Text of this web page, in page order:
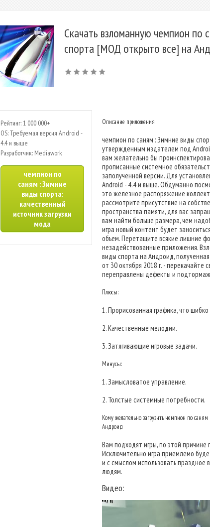
Скачать взломанную чемпион по
спорта [МОД открыто все] на
Рейтинг: 1 000 000+
OS: Требуемая версия Android -
4.4 и выше
Разработчик: Mediawork
чемпион по
саням : Зимние
виды спорта:
качественный
источник загрузки
мода
Описание приложения
чемпион по саням : Зимние виды
утвержденным издателем под
вам желательно бы
прописанные системное
заполученной версии. Для
Android - 4.4 и выше. Обдуманно
это железное распоряжение
рассмотрите присутствие на
пространства памяти, для вас
вам найти больше размера, чем
игра новый контент будет
объем. Перетащите всякие лишние
незадействованные приложения.
виды спорта на Андроид,
от 30 октября 2018 г. -
переправлены дефекты и
Плюсы:
1. Прорисованная графика, что
2. Качественные мелодии.
3. Затягивающие игровые задачи.
Минусы:
1. Замысловатое управление.
2. Толстые системные потребности.
Кому желательно загрузить чемпион по
Андроид
Вам подходят игры, по этой
Исключительно игра приемлемо
и с смыслом использовать
людям.
Видео: